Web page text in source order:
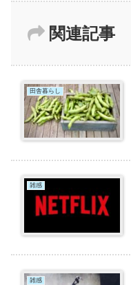
関連記事
田舎暮らし
雑感
雑感